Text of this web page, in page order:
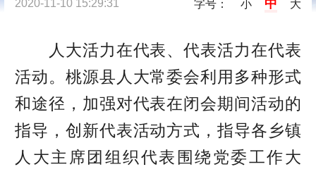
2020-11-10 15:29:31 字号： 小 中 大
人大活力在代表、代表活力在代表
活动。桃源县人大常委会利用多种形式
和途径，加强对代表在闭会期间活动的
指导，创新代表活动方式，指导各乡镇
人大主席团组织代表围绕党委工作大